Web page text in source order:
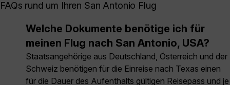
FAQs rund um Ihren San Antonio Flug
Welche Dokumente benötige ich für
meinen Flug nach San Antonio, USA?
Staatsangehörige aus Deutschland, Österreich und der
Schweiz benötigen für die Einreise nach Texas einen
für die Dauer des Aufenthalts gültigen Reisepass und je